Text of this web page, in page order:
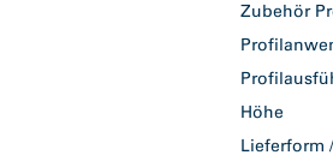
Zubehör
Höhe
Lieferform